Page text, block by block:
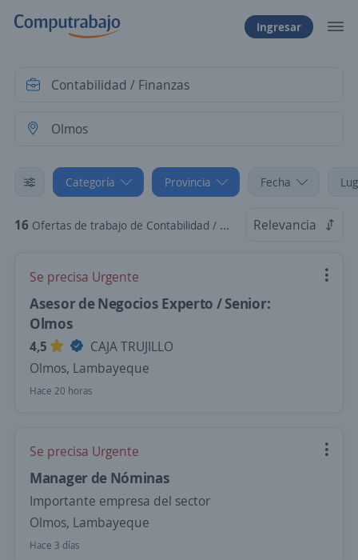
Ingresar
Categoría Provincia Fecha
16 Ofertas de trabajo de Contabilidad / Finanzas en Olmos, Lambayeque Relevancia
Se precisa Urgente
Asesor de Negocios Experto / Senior:
Olmos
4,5
CAJA TRUJILLO
Olmos, Lambayeque
Hace 20 horas
Se precisa Urgente
Manager de Nóminas
Importante empresa del sector
Olmos, Lambayeque
Hace 3 días